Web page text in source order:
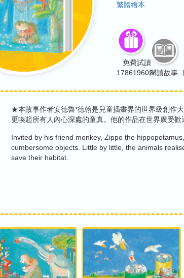
繁體繪本
免費試讀
1786196024閱讀故事
★本故事作者安德魯*德翰是兒童插畫界的世界級創作
更喚起所有人內心深處的童真。他的作品在世界廣受
Invited by his friend monkey, Zippo the
cumbersome objects. Little by little, the animals
save their habitat.